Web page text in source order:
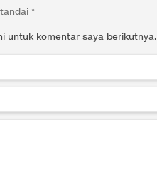
*
untuk komentar saya berikutnya.